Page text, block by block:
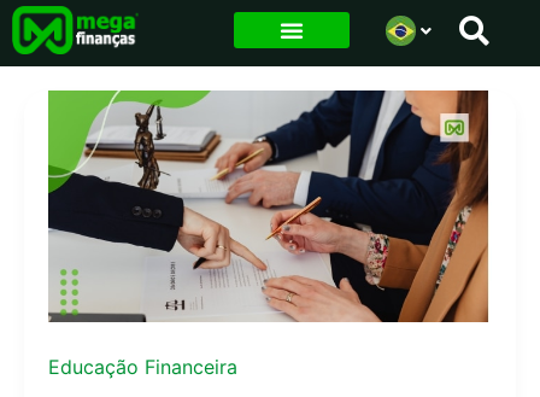
para
Educação Financeira